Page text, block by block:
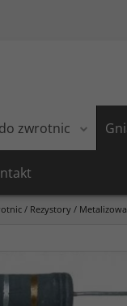
zwrotnic
/ Rezystory /